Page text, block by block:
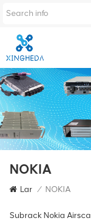
NOKIA
Lar / NOKIA
Subrack Nokia